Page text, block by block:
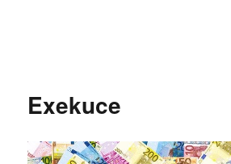
Exekuce